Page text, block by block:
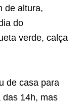
de altura,
do
verde, calça
de casa para
das 14h, mas